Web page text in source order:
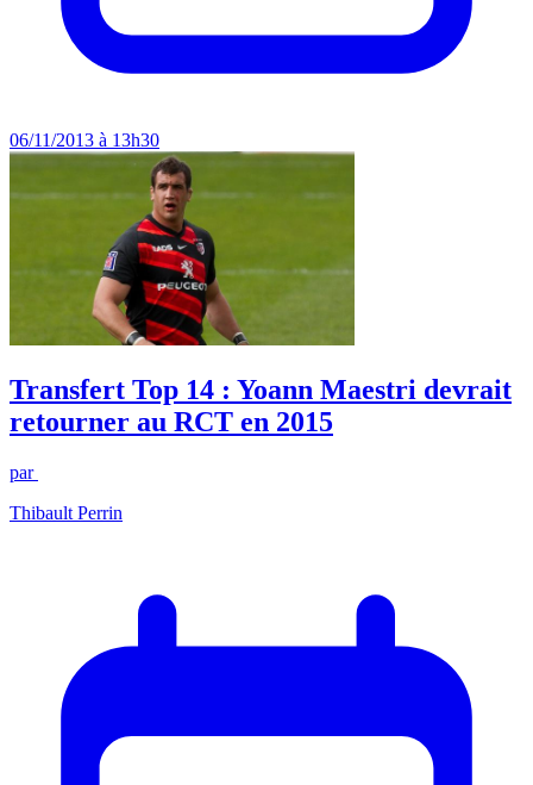
06/11/2013 à 13h30
Transfert Top 14 : Yoann Maestri devrait
retourner au RCT en 2015
par
Thibault Perrin